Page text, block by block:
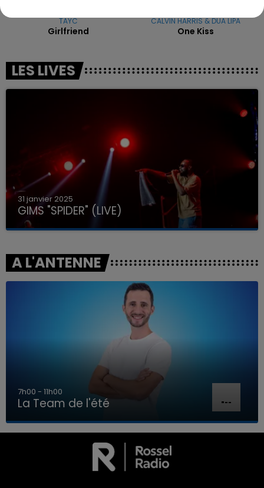
LA TEAM DE L'ÉTÉ
TAYC
Girlfriend
CALVIN HARRIS & DUA LIPA
One Kiss
LES LIVES
31 janvier 2025
GIMS "SPIDER" (LIVE)
A L'ANTENNE
7h00 - 11h00
La Team de l'été